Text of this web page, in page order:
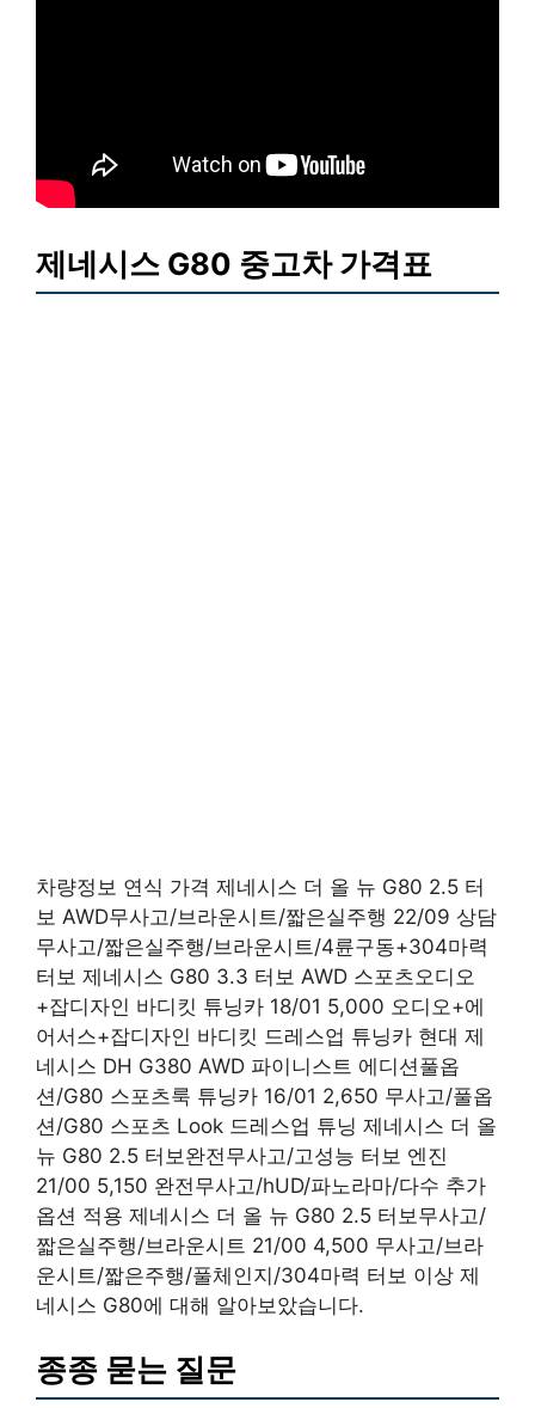
제네시스 G80 중고차 가격표
차량정보 연식 가격 제네시스 더 올 뉴 G80 2.5 터
보 AWD무사고/브라운시트/짧은실주행 22/09 상담
무사고/짧은실주행/브라운시트/4륜구동+304마력
터보 제네시스 G80 3.3 터보 AWD 스포츠오디오
+잡디자인 바디킷 튜닝카 18/01 5,000 오디오+에
어서스+잡디자인 바디킷 드레스업 튜닝카 현대 제
네시스 DH G380 AWD 파이니스트 에디션풀옵
션/G80 스포츠룩 튜닝카 16/01 2,650 무사고/풀옵
션/G80 스포츠 Look 드레스업 튜닝 제네시스 더 올
뉴 G80 2.5 터보완전무사고/고성능 터보 엔진
21/00 5,150 완전무사고/hUD/파노라마/다수 추가
옵션 적용 제네시스 더 올 뉴 G80 2.5 터보무사고/
짧은실주행/브라운시트 21/00 4,500 무사고/브라
운시트/짧은주행/풀체인지/304마력 터보 이상 제
네시스 G80에 대해 알아보았습니다.
종종 묻는 질문